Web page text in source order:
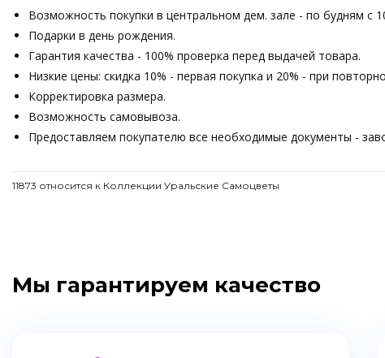
Возможность покупки в центральном дем. зале - по будням с
Подарки в день рождения.
Гарантия качества - 100% проверка перед выдачей товара.
Низкие цены: скидка 10% - первая покупка и 20% - при
Корректировка размера.
Возможность самовывоза.
Предоставляем покупателю все необходимые документы -
11873 относится к Коллекции Уральские Самоцветы
Мы гарантируем качество